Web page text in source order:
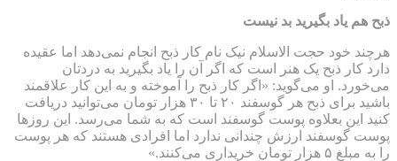
ذبح هم یاد بگیرید بد نیست
هرچند خود حجت الاسلام نیک نام کار ذبح انجام نمی‌دهد اما عقیده
دارد کار ذبح یک هنر است که اگر آن را یاد بگیرید به دردتان
می‌‌خورد. او می‌گوید: «اگر کار ذبح را آموخته و به این کار علاقمند
باشید برای ذبح هر گوسفند ۲۰ تا ۳۰ هزار تومان می‌توانید دریافت
کنید این بعلاوه پوست گوسفند است که به شما می‌رسد. این روزها
پوست گوسفند ارزش چندانی ندارد اما افرادی هستند که هر پوست
را به مبلغ ۵ هزار تومان خریداری می‌کنند.»